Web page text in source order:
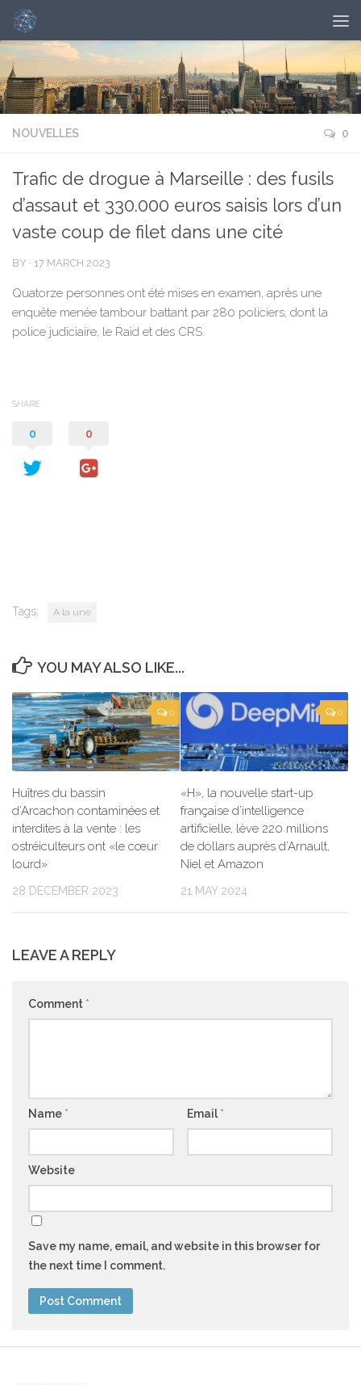
NOUVELLES 0
Trafic de drogue à Marseille : des fusils
d’assaut et 330.000 euros saisis lors d’un
vaste coup de filet dans une cité
BY · 17 MARCH 2023
Quatorze personnes ont été mises en examen, après une
enquête menée tambour battant par 280 policiers, dont la
police judiciaire, le Raid et des CRS.
SHARE
0 0
Tags: A la une
YOU MAY ALSO LIKE...
0
Huîtres du bassin
d’Arcachon contaminées et
interdites à la vente : les
ostréiculteurs ont «le cœur
lourd»
28 DECEMBER 2023
0
«H», la nouvelle start-up
française d’intelligence
artificielle, lève 220 millions
de dollars auprès d’Arnault,
Niel et Amazon
21 MAY 2024
LEAVE A REPLY
Comment *
Name * Email *
Website
Save my name, email, and website in this browser for
the next time I comment.